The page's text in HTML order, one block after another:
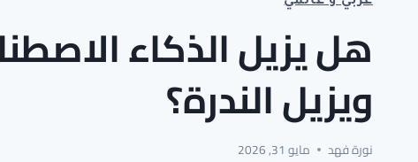
هل يزيل الذكاء
ويزيل الندرة؟
نورة فهد مايو 31, 2026